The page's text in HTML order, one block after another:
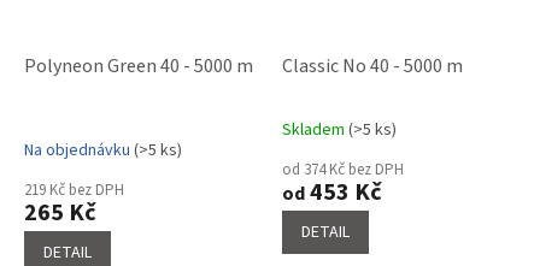
Polyneon Green 40 - 5000 m
Na objednávku (>5 ks)
219 Kč bez DPH
265 Kč
DETAIL
Classic No 40 - 5000 m
Průměrné
hodnocení
produktu
je
3,4
Skladem (>5 ks)
od 374 Kč bez DPH
od453 Kč
DETAIL